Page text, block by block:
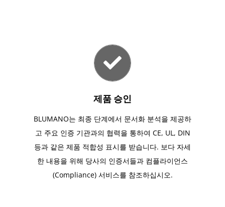
제품 승인
BLUMANO는 최종 단계에서 문서화 분석을 제공하
고 주요 인증 기관과의 협력을 통하여 CE, UL, DIN
등과 같은 제품 적합성 표시를 받습니다. 보다 자세
한 내용을 위해 당사의 인증서들과 컴플라이언스
(Compliance) 서비스를 참조하십시오.